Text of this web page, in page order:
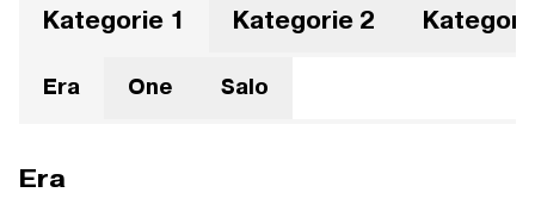
Kategorie 1 Kategorie 2
Era One Salo
Era